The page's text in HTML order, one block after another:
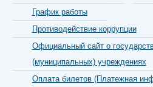
График работы
Противодействие коррупции
Официальный сайт о
(муниципальных) учреждениях
Оплата билетов (Платежная